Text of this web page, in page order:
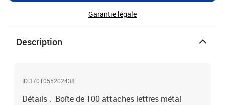
Garantie légale
Description
ID 3701055202438
Détails : Boîte de 100 attaches lettres métal